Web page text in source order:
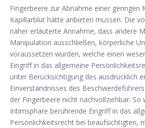
Fingerbeere zur Abnahme einer geringen
Kapillarblut hätte anbieten müssen. Die
näher erläuterte Annahme, dass andere
Manipulation ausschließen, körperliche
voraussetzen würden, welche einen
Eingriff in das allgemeine
unter Berücksichtigung des ausdrücklich
Einverständnisses des
der Fingerbeere nicht nachvollziehbar. So
Intimsphäre berührende Eingriff in das
Persönlichkeitsrecht bei beaufsichtigten,